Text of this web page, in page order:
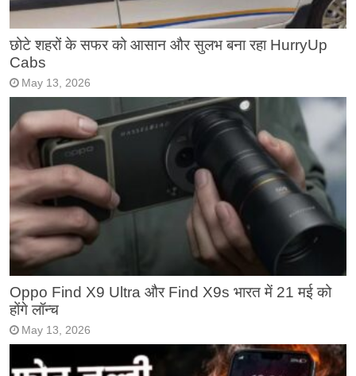
छोटे शहरों के सफर को आसान और सुलभ बना रहा HurryUp
Cabs
May 13, 2026
Oppo Find X9 Ultra और Find X9s भारत में 21 मई को
होंगे लॉन्च
May 13, 2026